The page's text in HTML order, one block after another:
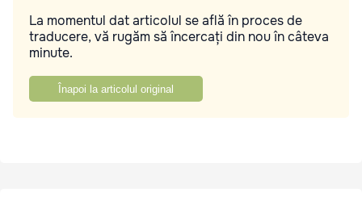
La momentul dat articolul se află în proces de
traducere, vă rugăm să încercați din nou în câteva
minute.
Înapoi la articolul original